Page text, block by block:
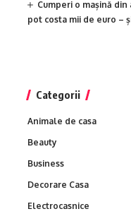
Cumperi o mașină
pot costa mii de euro –
Categorii
Animale de casa
Beauty
Business
Decorare Casa
Electrocasnice